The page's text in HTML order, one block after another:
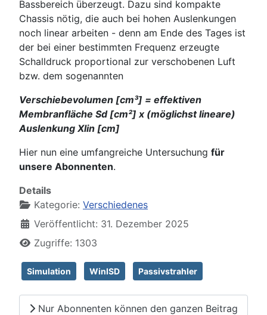
Bassbereich überzeugt. Dazu sind kompakte
Chassis nötig, die auch bei hohen Auslenkungen
noch linear arbeiten - denn am Ende des Tages ist
der bei einer bestimmten Frequenz erzeugte
Schalldruck proportional zur verschobenen Luft
bzw. dem sogenannten
Verschiebevolumen [cm³] = effektiven
Membranfläche Sd [cm²] x (möglichst lineare)
Auslenkung Xlin [cm]
Hier nun eine umfangreiche Untersuchung für
unsere Abonnenten.
Details
Kategorie: Verschiedenes
Veröffentlicht: 31. Dezember 2025
Zugriffe: 1303
Simulation WinISD Passivstrahler
Nur Abonnenten können den ganzen Beitrag